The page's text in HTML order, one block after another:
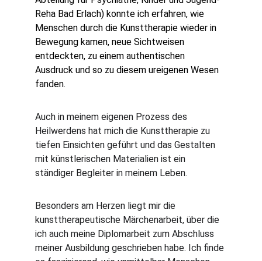
Reha Bad Erlach) konnte ich erfahren, wie
Menschen durch die Kunsttherapie wieder in
Bewegung kamen, neue Sichtweisen
entdeckten, zu einem authentischen
Ausdruck und so zu diesem ureigenen Wesen
fanden.
Auch in meinem eigenen Prozess des
Heilwerdens hat mich die Kunsttherapie zu
tiefen Einsichten geführt und das Gestalten
mit künstlerischen Materialien ist ein
ständiger Begleiter in meinem Leben.
Besonders am Herzen liegt mir die
kunsttherapeutische Märchenarbeit, über die
ich auch meine Diplomarbeit zum Abschluss
meiner Ausbildung geschrieben habe. Ich finde